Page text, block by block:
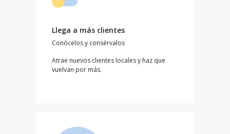
Llega a más clientes
Conócelos y consérvalos
Atrae nuevos clientes locales y haz que
vuelvan por más.